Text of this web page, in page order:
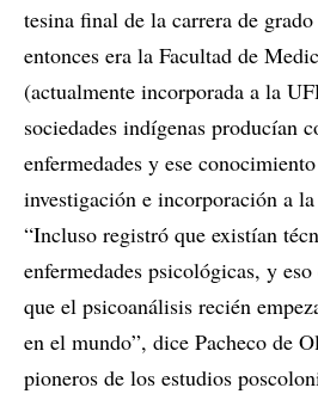
tesina final de la carrera de
entonces era la Facultad de
(actualmente incorporada a la
sociedades indígenas producían
enfermedades y ese
investigación e incorporación a
“Incluso registró que existían
enfermedades psicológicas, y
que el psicoanálisis recién
en el mundo”, dice Pacheco de
pioneros de los estudios